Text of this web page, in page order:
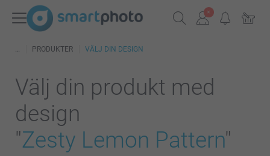
PRODUKTER VÄLJ DIN DESIGN
Välj din produkt med
design
"Zesty Lemon Pattern"